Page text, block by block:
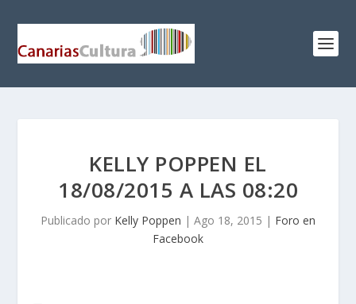
KELLY POPPEN EL
18/08/2015 A LAS 08:20
Publicado por Kelly Poppen | Ago 18, 2015 | Foro en
Facebook